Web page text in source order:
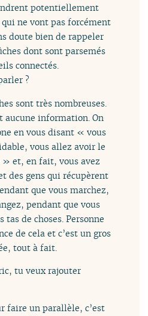
potentiellement
ne vont pas forcément
doute bien de rappeler
dont sont parsemés
connectés.
?
sont très nombreuses.
aucune information. On
en vous disant « vous
vous allez avoir le
» et, en fait, vous avez
des gens qui récupèrent
que vous marchez,
pendant que vous
de choses. Personne
de cela et c’est un gros
tout à fait.
tu veux rajouter
faire un parallèle, c’est